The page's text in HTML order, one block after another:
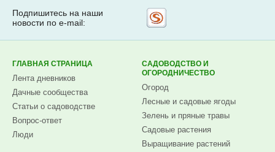
Подпишитесь на наши
новости по e-mail:
ГЛАВНАЯ СТРАНИЦА
Лента дневников
Дачные сообщества
Статьи о садоводстве
Вопрос-ответ
Люди
САДОВОДСТВО И
ОГОРОДНИЧЕСТВО
Огород
Лесные и садовые ягоды
Зелень и пряные травы
Садовые растения
Выращивание растений